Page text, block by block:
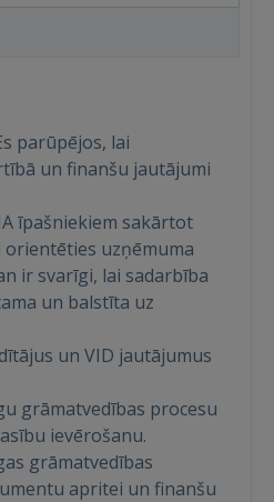
parūpējos, lai
un finanšu jautājumi
īpašniekiem sakārtot
uzņēmuma
ir svarīgi, lai sadarbība
un balstīta uz
un VID jautājumus
grāmatvedības procesu
ievērošanu.
grāmatvedības
apritei un finanšu